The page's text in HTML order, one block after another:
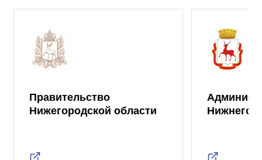
Правительство
Нижегородской области
Нижнего